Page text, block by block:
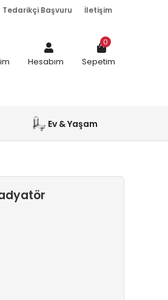
Tedarikçi Başvuru İletişim
Hesabım Sepetim
0
Ev & Yaşam